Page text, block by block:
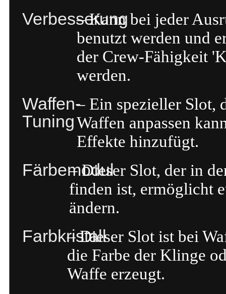
Verbesserung– Kann bei jeder
benutzt werden und
der Crew-Fähigkeit
werden.
Waffen-
Tuning
– Ein spezieller Slot,
Waffen anpassen
Effekte hinzufügt.
Färbemodul– Dieser Slot, der in
finden ist, ermöglicht
ändern.
Farbkristall– Dieser Slot ist bei
die Farbe der Klinge
Waffe erzeugt.